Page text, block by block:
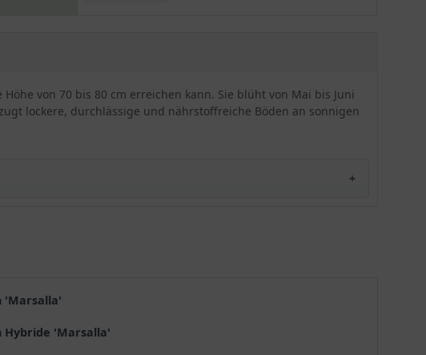
verschafft dieser Pflanze ein romantisches
Aussehen. Das Blattwerk ist hellgrün, glänzend
und die perfekte Ergänzung zu der strahlenden
von 70 bis 80 cm erreichen kann. Sie blüht von Mai bis Juni
lockere, durchlässige und nährstoffreiche Böden an sonnigen
'Marsalla'
Hybride 'Marsalla'